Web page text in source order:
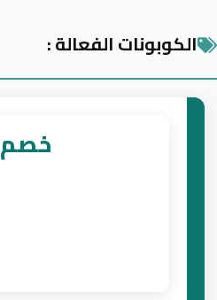
الكوبونات الفعالة :
خصم 7%